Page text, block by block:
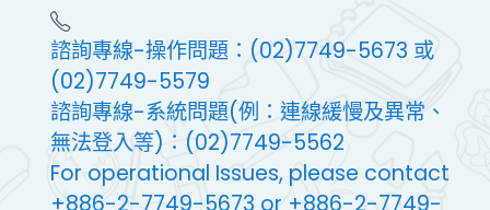
諮詢專線-操作問題：(02)7749-5673 或
(02)7749-5579
諮詢專線-系統問題(例：連線緩慢及異常、
無法登入等)：(02)7749-5562
For operational Issues, please contact
+886-2-7749-5673 or +886-2-7749-